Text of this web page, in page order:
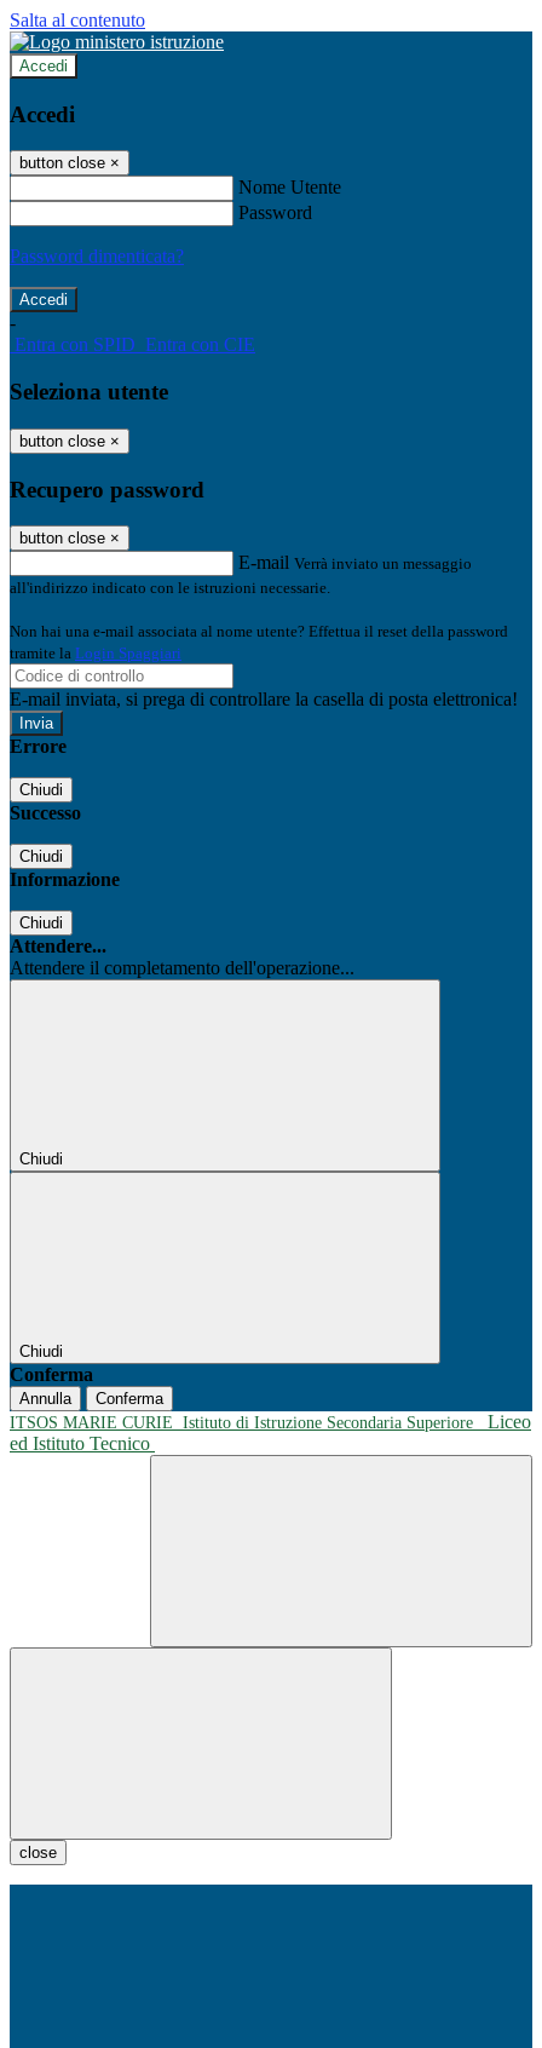
Salta al contenuto
Accedi
Accedi
button close ×
Nome Utente
Password
Password dimenticata?
-
Entra con SPID Entra con CIE
Seleziona utente
button close ×
Recupero password
button close ×
E-mail Verrà inviato un messaggio
all'indirizzo indicato con le istruzioni necessarie.
Non hai una e-mail associata al nome utente? Effettua il reset della password
tramite la Login Spaggiari
E-mail inviata, si prega di controllare la casella di posta elettronica!
Errore
Chiudi
Successo
Chiudi
Informazione
Chiudi
Attendere...
Attendere il completamento dell'operazione...
Chiudi
Chiudi
Conferma
Annulla
Conferma
ITSOS MARIE CURIE Istituto di Istruzione Secondaria Superiore
Liceo
ed Istituto Tecnico
close